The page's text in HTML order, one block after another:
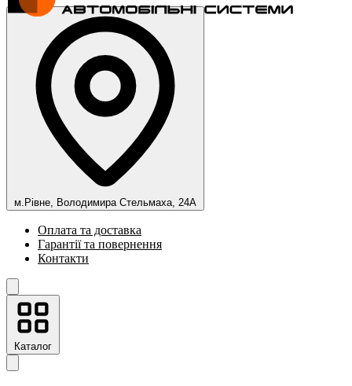
м.Рівне, Володимира Стельмаха, 24А
Оплата та доставка
Гарантії та повернення
Контакти
Каталог